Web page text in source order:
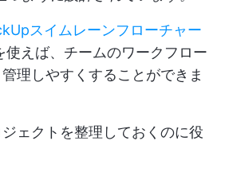
スイムレーンフローチャー
使えば、チームのワークフロー
理しやすくすることができま
ェクトを整理しておくのに役